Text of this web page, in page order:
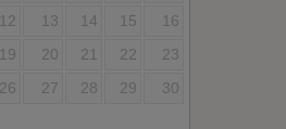
12 13 14 15
16
19 20 21 22
23
26 27 28 29
30